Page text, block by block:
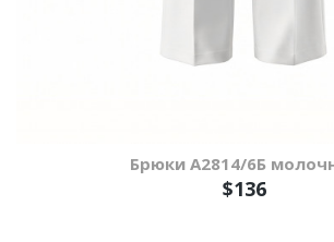
Брюки А2814/6Б
$136